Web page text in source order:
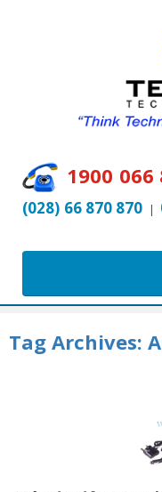
1900 066
(028) 66 870 870 |
Tag Archives: